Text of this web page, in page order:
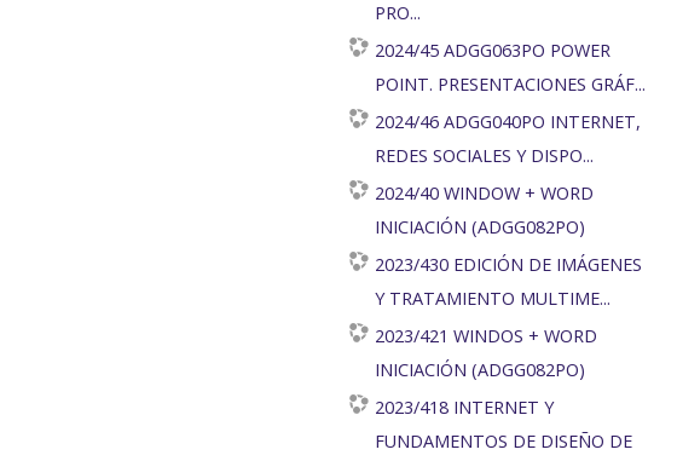
PRO...
2024/45 ADGG063PO POWER
POINT. PRESENTACIONES GRÁF...
2024/46 ADGG040PO INTERNET,
REDES SOCIALES Y DISPO...
2024/40 WINDOW + WORD
INICIACIÓN (ADGG082PO)
2023/430 EDICIÓN DE IMÁGENES
Y TRATAMIENTO MULTIME...
2023/421 WINDOS + WORD
INICIACIÓN (ADGG082PO)
2023/418 INTERNET Y
FUNDAMENTOS DE DISEÑO DE